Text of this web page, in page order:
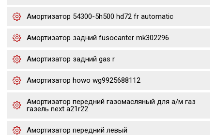
Амортизатор 54300-5h500 hd72 fr automatic
Амортизатор задний fusocanter mk302296
Амортизатор задний gas r
Амортизатор howo wg9925688112
Амортизатор передний газомасляный для а/м газ
газель next a21r22
Амортизатор передний левый